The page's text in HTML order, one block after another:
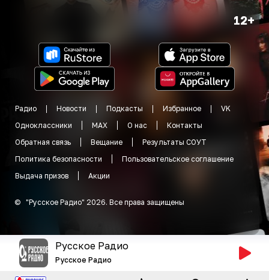
12+
Радио Новости Подкасты Избранное
VK
Одноклассники
MAX О нас
Контакты
Обратная связь
Вещание
Результаты СОУТ
Политика безопасности
Пользовательское соглашение
Выдача призов
Акции
© "Русское Радио" 2026. Все права защищены
Русское Радио
Русское Радио